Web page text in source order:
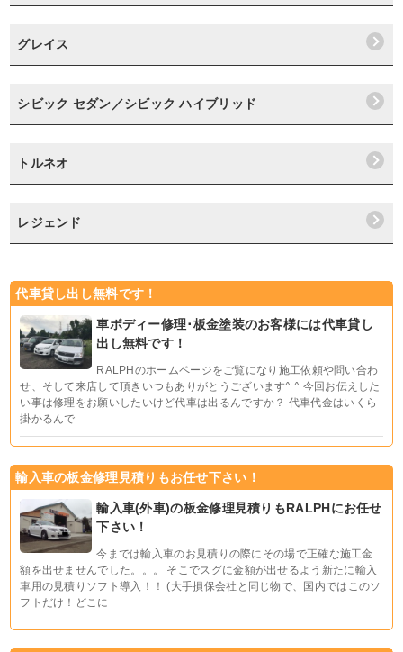
グレイス
シビック セダン／シビック ハイブリッド
トルネオ
レジェンド
代車貸し出し無料です！
車ボディー修理･板金塗装のお客様には代車貸し
出し無料です！
RALPHのホームページをご覧になり施工依頼や問い合わ
せ、そして来店して頂きいつもありがとうございます^ ^ 今回お伝えした
い事は修理をお願いしたいけど代車は出るんですか？ 代車代金はいくら
掛かるんで
輸入車の板金修理見積りもお任せ下さい！
輸入車(外車)の板金修理見積りもRALPHにお任せ
下さい！
今までは輸入車のお見積りの際にその場で正確な施工金
額を出せませんでした。。。 そこでスグに金額が出せるよう新たに輸入
車用の見積りソフト導入！！ (大手損保会社と同じ物で、国内ではこのソ
フトだけ！どこに